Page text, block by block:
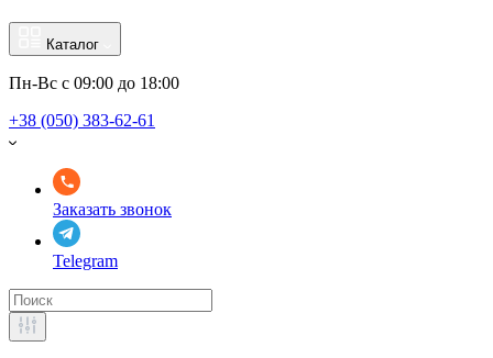
Каталог
Пн-Вс с 09:00 до 18:00
+38 (050) 383-62-61
Заказать звонок
Telegram